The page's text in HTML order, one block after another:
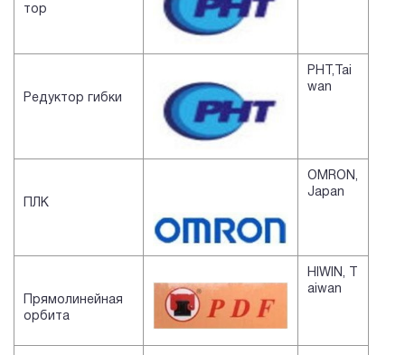
тор
Редуктор гибки
PHT,Tai
wan
ПЛК
OMRON,
Japan
Прямолинейная
орбита
HIWIN, T
aiwan